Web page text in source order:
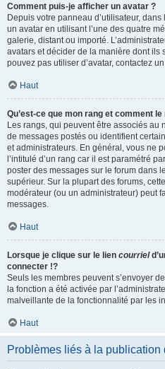
Comment puis-je afficher un avatar ?
Depuis votre panneau d’utilisateur,
un avatar en utilisant l’une des quatre
galerie, distant ou importé.
avatars et décider de la manière dont ils
pouvez pas utiliser d’avatar, contactez
Haut
Qu’est-ce que mon rang et comment
Les rangs, qui peuvent être associés au
de messages postés ou identifient
et administrateurs. En général, vous ne
l’intitulé d’un rang car il est paramétré
poster des messages sur le forum dans
supérieur. Sur la plupart des forums,
modérateur (ou un administrateur) peut
messages.
Haut
Lorsque je clique sur le lien courriel
connecter !?
Seuls les membres peuvent s’envoyer
la fonction a été activée par
malveillante de la fonctionnalité par les
Haut
Problèmes liés à la publication